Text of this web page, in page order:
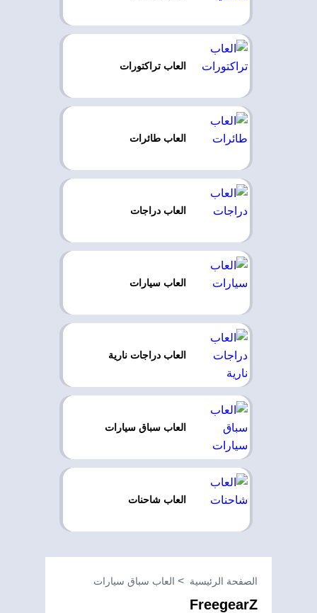
العاب تراكتورات
العاب طائرات
العاب دراجات
العاب سيارات
العاب دراجات نارية
العاب سباق سيارات
العاب شاحنات
الصفحة الرئيسية العاب سباق سيارات
FreegearZ